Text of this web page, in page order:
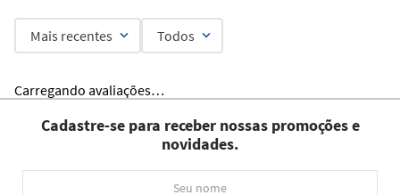
Mais recentes Todos
Carregando avaliações…
Cadastre-se para receber nossas promoções e
novidades.